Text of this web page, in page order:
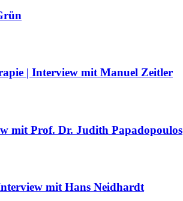
| Interview mit Manuel Zeitler
mit Prof. Dr. Judith Papadopoulos
mit Hans Neidhardt